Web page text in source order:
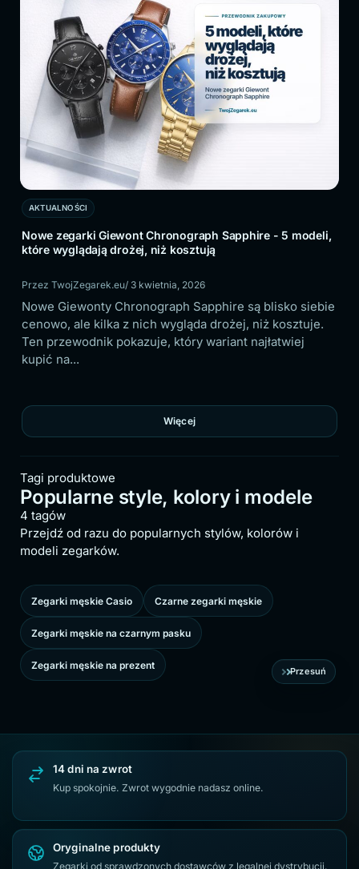
AKTUALNOŚCI
Nowe zegarki Giewont Chronograph Sapphire - 5 modeli,
które wyglądają drożej, niż kosztują
Przez TwojZegarek.eu/ 3 kwietnia, 2026
Nowe Giewonty Chronograph Sapphire są blisko siebie
cenowo, ale kilka z nich wygląda drożej, niż kosztuje.
Ten przewodnik pokazuje, który wariant najłatwiej
kupić na...
Więcej
W
Przesuń
Tagi produktowe
Popularne style, kolory i modele
4 tagów
Przejdź od razu do popularnych stylów, kolorów i
modeli zegarków.
Zegarki męskie Casio Czarne zegarki męskie
Zegarki męskie na czarnym pasku
Zegarki męskie na prezent
14 dni na zwrot
Kup spokojnie. Zwrot wygodnie nadasz online.
Oryginalne produkty
Zegarki od sprawdzonych dostawców z legalnej dystrybucji.